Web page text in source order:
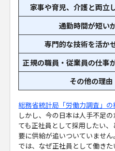
家事や育児、介護と両立
通勤時間が短い
専門的な技術を活か
正規の職員・従業員の仕事
その他の理由
総務省統計局「労働力調査」の
しかし、今の日本は人手不足
ても正社員として採用したい
要に供給が追いついていません。
では、なぜ正社員として働き